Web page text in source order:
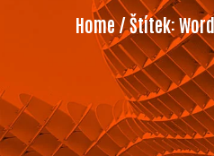
Home/ Štítek: